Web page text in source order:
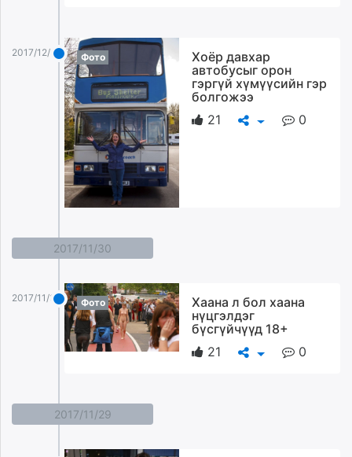
2017/12/01 Фото
Хоёр давхар
автобусыг орон
гэргүй хүмүүсийн гэр
болгожээ
21
0
2017/11/30
2017/11/30 Фото
Хаана л бол хаана
нүцгэлдэг
бүсгүйчүүд 18+
21
0
2017/11/29